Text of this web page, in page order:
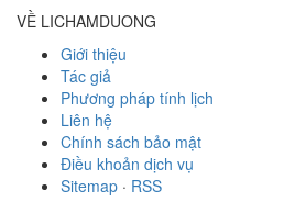
VỀ LICHAMDUONG
Giới thiệu
Tác giả
Phương pháp tính lịch
Liên hệ
Chính sách bảo mật
Điều khoản dịch vụ
Sitemap · RSS